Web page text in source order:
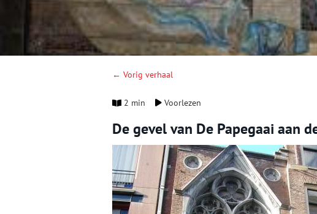
← Vorig verhaal
2 min Voorlezen
De gevel van De Papegaai aan